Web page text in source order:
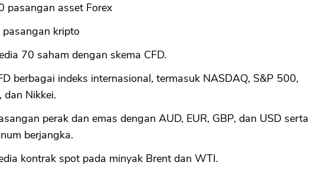
pasangan asset Forex
pasangan kripto
70 saham dengan skema CFD.
berbagai indeks internasional, termasuk NASDAQ, S&P 500,
dan Nikkei.
perak dan emas dengan AUD, EUR, GBP, dan USD serta
berjangka.
kontrak spot pada minyak Brent dan WTI.